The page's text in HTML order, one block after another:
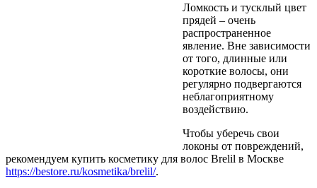
Ломкость и тусклый цвет
прядей – очень
распространенное
явление. Вне зависимости
от того, длинные или
короткие волосы, они
регулярно подвергаются
неблагоприятному
воздействию.
Чтобы уберечь свои
локоны от повреждений,
рекомендуем купить косметику для волос Brelil в Москве
https://bestore.ru/kosmetika/brelil/.